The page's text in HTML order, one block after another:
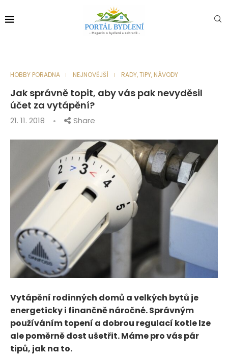
HOBBY PORADNA NEJNOVĚJŠÍ RADY, TIPY, NÁVODY
Jak správně topit, aby vás pak nevyděsil
účet za vytápění?
21. 11. 2018 Share
Vytápění rodinných domů a velkých bytů je
energeticky i finančně náročné. Správným
používáním topení a dobrou regulací kotle lze
ale poměrně dost ušetřit. Máme pro vás pár
tipů, jak na to.